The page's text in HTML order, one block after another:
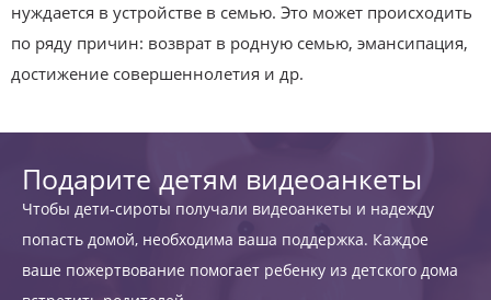
нуждается в устройстве в семью. Это может происходить
по ряду причин: возврат в родную семью, эмансипация,
достижение совершеннолетия и др.
Подарите детям видеоанкеты
Чтобы дети-сироты получали видеоанкеты и надежду
попасть домой, необходима ваша поддержка. Каждое
ваше пожертвование помогает ребенку из детского дома